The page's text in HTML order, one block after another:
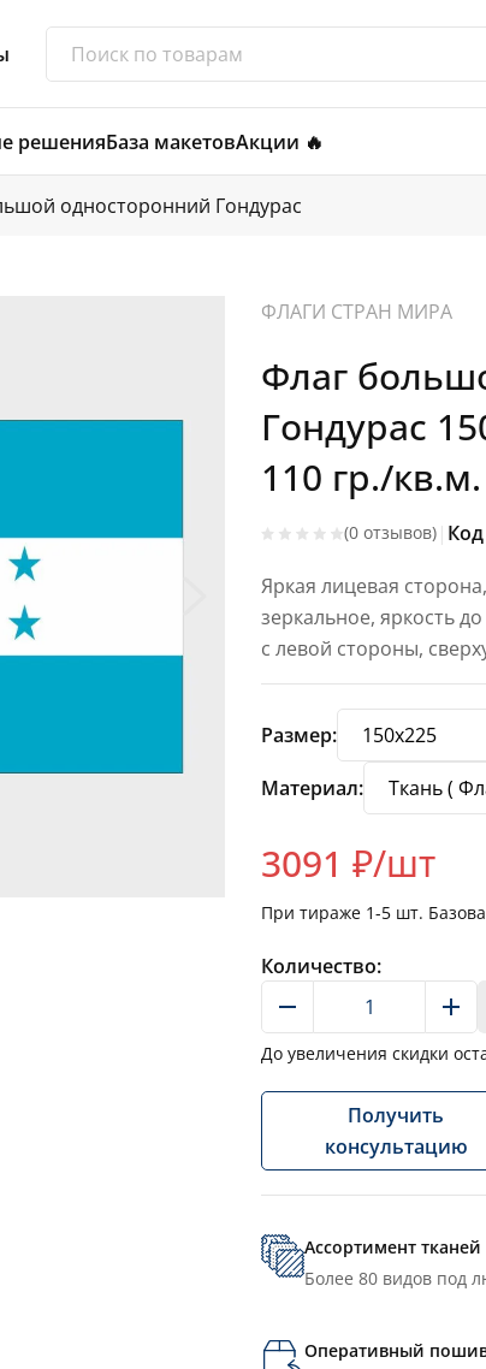
решенияБаза макетовАкции 🔥
односторонний Гондурас
ФЛАГИ СТРАН МИРА
Флаг
Гондурас
110 гр./кв.м.
(0 отзывов) |
Яркая лицевая
зеркальное, яркость
с левой стороны,
Размер:
Материал:
3091 ₽/шт
При тираже 1-5 шт.
Количество:
До увеличения скидки
Получить
консультацию
Ассортимент тканей
Более 80 видов под
Оперативный